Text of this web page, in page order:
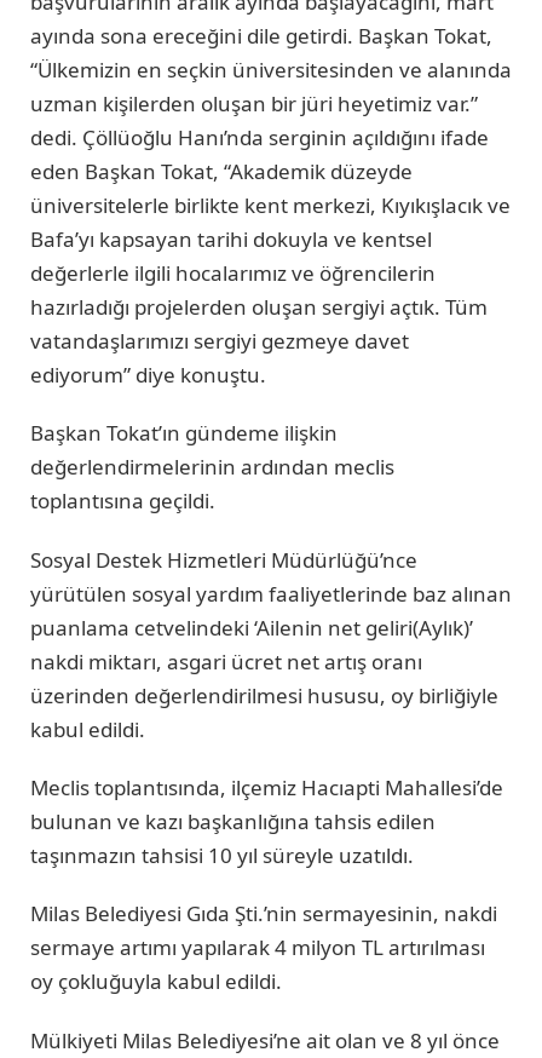
ayında sona ereceğini dile getirdi. Başkan Tokat,
“Ülkemizin en seçkin üniversitesinden ve alanında
uzman kişilerden oluşan bir jüri heyetimiz var.”
dedi. Çöllüoğlu Hanı’nda serginin açıldığını ifade
eden Başkan Tokat, “Akademik düzeyde
üniversitelerle birlikte kent merkezi, Kıyıkışlacık ve
Bafa’yı kapsayan tarihi dokuyla ve kentsel
değerlerle ilgili hocalarımız ve öğrencilerin
hazırladığı projelerden oluşan sergiyi açtık. Tüm
vatandaşlarımızı sergiyi gezmeye davet
ediyorum” diye konuştu.
Başkan Tokat’ın gündeme ilişkin
değerlendirmelerinin ardından meclis
toplantısına geçildi.
Sosyal Destek Hizmetleri Müdürlüğü’nce
yürütülen sosyal yardım faaliyetlerinde baz alınan
puanlama cetvelindeki ‘Ailenin net geliri(Aylık)’
nakdi miktarı, asgari ücret net artış oranı
üzerinden değerlendirilmesi hususu, oy birliğiyle
kabul edildi.
Meclis toplantısında, ilçemiz Hacıapti Mahallesi’de
bulunan ve kazı başkanlığına tahsis edilen
taşınmazın tahsisi 10 yıl süreyle uzatıldı.
Milas Belediyesi Gıda Şti.’nin sermayesinin, nakdi
sermaye artımı yapılarak 4 milyon TL artırılması
oy çokluğuyla kabul edildi.
Mülkiyeti Milas Belediyesi’ne ait olan ve 8 yıl önce